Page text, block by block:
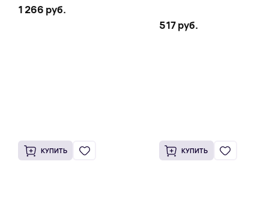
1 266 руб.
КУПИТЬ
517 руб.
КУПИТЬ